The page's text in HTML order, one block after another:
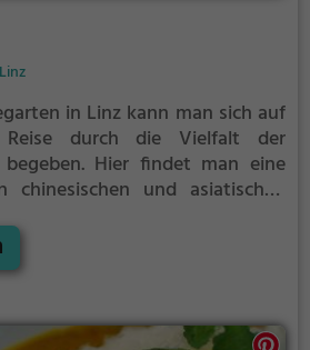
in Linz kann man sich auf
Reise durch die Vielfalt der
begeben. Hier findet man eine
und asiatischen
lädt zum Verweilen ein,
von den kompetenten und
chinesische Gerichte oder
entscheidet, im Jadegarten